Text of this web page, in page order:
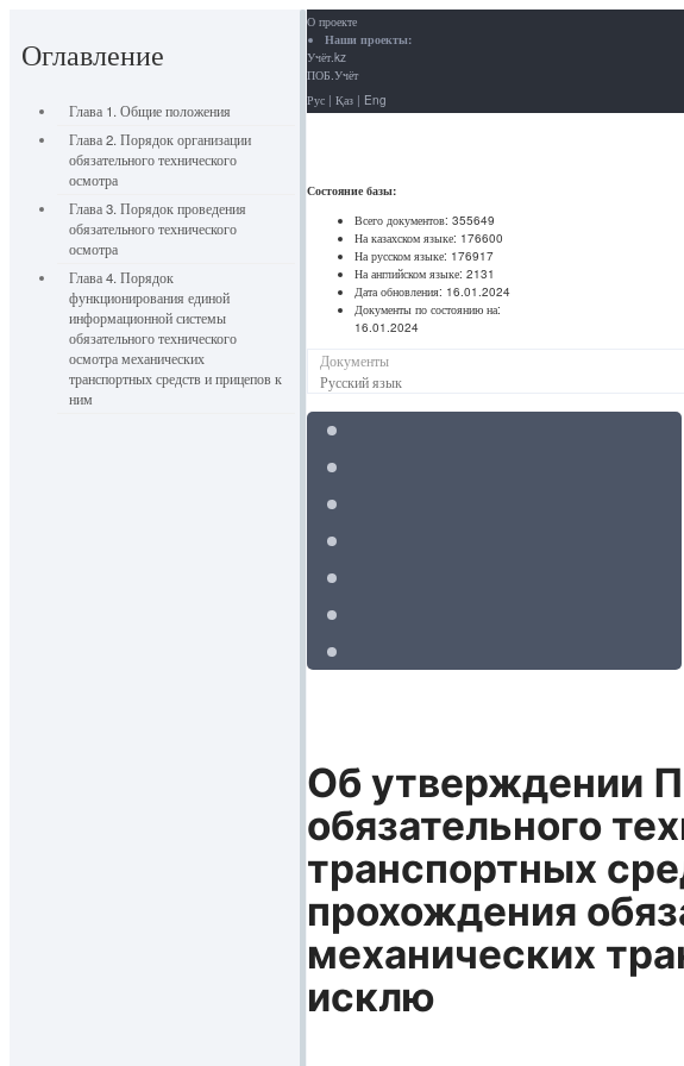
Оглавление
Глава 1. Общие положения
Глава 2. Порядок организации
обязательного технического
осмотра
Глава 3. Порядок проведения
обязательного технического
осмотра
Глава 4. Порядок
функционирования единой
информационной системы
обязательного технического
осмотра механических
транспортных средств и прицепов к
ним
О проекте
Наши проекты:
Учёт.kz
ПОБ.Учёт
Рус | Қаз | Eng
Состояние базы:
Всего документов: 355649
На казахском языке: 176600
На русском языке: 176917
На английском языке: 2131
Дата обновления: 16.01.2024
Документы по состоянию на:
16.01.2024
Документы
Русский язык
Об утверждении
обязательного
транспортных
прохождения
механических
исклю